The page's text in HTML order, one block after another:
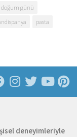
doğum günü
pasta
deneyimleriyle